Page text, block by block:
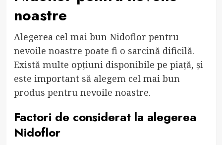
noastre
Alegerea cel mai bun Nidoflor pentru
nevoile noastre poate fi o sarcină dificilă.
Există multe opțiuni disponibile pe piață, și
este important să alegem cel mai bun
produs pentru nevoile noastre.
Factori de considerat la alegerea
Nidoflor